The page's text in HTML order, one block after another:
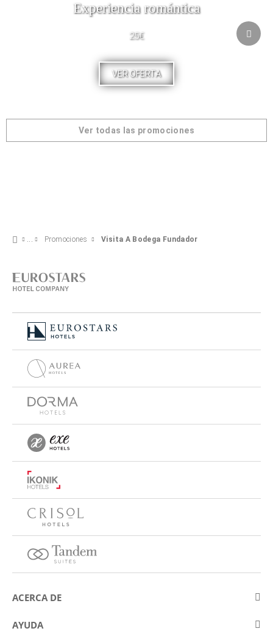
Experiencia romántica
25€
VER OFERTA
Ver todas las promociones
Promociones Visita A Bodega Fundador
ACERCA DE
Sobre Eurostars Hotel Company
AYUDA